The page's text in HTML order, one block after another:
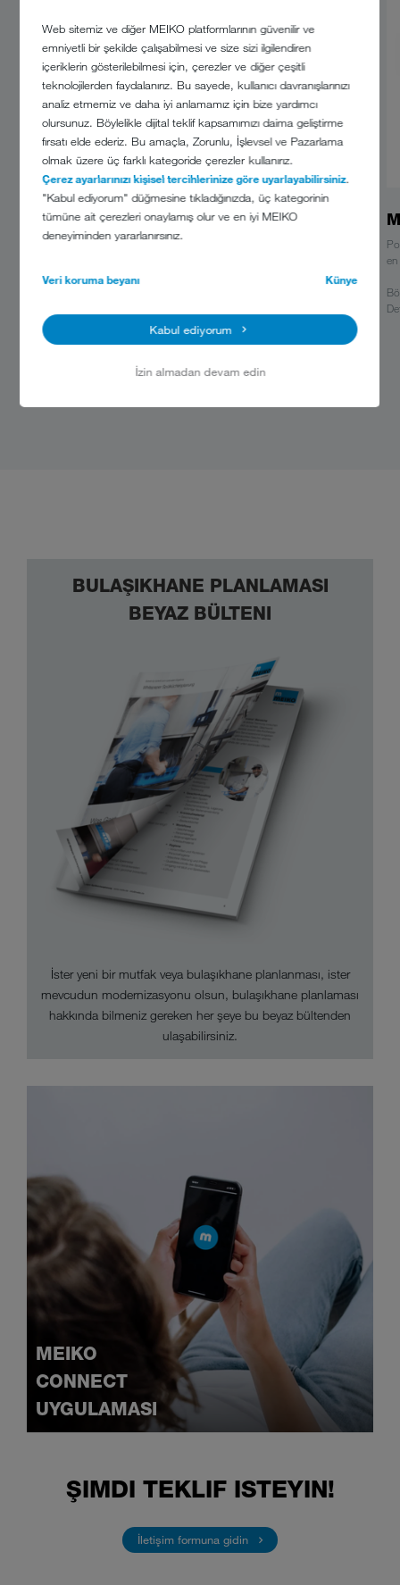
Web sitemiz ve diğer MEIKO platformlarının güvenilir ve
emniyetli bir şekilde çalışabilmesi ve size sizi ilgilendiren
içeriklerin gösterilebilmesi için, çerezler ve diğer çeşitli
teknolojilerden faydalanırız. Bu sayede, kullanıcı davranışlarınızı
analiz etmemiz ve daha iyi anlamamız için bize yardımcı
olursunuz. Böylelikle dijital teklif kapsamımızı daima geliştirme
fırsatı elde ederiz. Bu amaçla, Zorunlu, İşlevsel ve Pazarlama
olmak üzere üç farklı kategoride çerezler kullanırız.
Çerez ayarlarınızı kişisel tercihlerinize göre uyarlayabilirsiniz.
"Kabul ediyorum" düğmesine tıkladığınızda, üç kategorinin
tümüne ait çerezleri onaylamış olur ve en iyi MEIKO
deneyiminden yararlanırsınız.
Veri koruma beyanı Künye
Kabul ediyorum
İzin almadan devam edin
Kendi kendini temizleme
Bulaşık yıkamayla geçen uzun bir günün sonunda M-iQ, mevcut tank
tankının tek bir dolumuyla kirler, M-iQ Filtre üzerinden dışarı atılır. Bu
Geriye, mavi renkle belirtilmiş elle temizlenmesi gereken çok az bir
kısım kalır. Öncesinde gerçekleşen otomatik temizleme sayesinde, bu
güvenilir bir şekilde yapılır.
en
BULAŞIKHANE PLANLAMASI
BEYAZ BÜLTENI
İster yeni bir mutfak veya bulaşıkhane planlanması, ister
mevcudun modernizasyonu olsun, bulaşıkhane planlaması
hakkında bilmeniz gereken her şeye bu beyaz bültenden
ulaşabilirsiniz.
MEIKO
CONNECT
UYGULAMASI
ŞIMDI TEKLIF ISTEYIN!
İletişim formuna gidin